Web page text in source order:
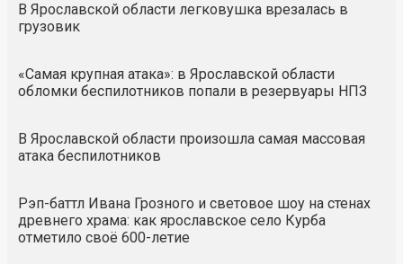
В Ярославской области легковушка врезалась в
грузовик
«Самая крупная атака»: в Ярославской области
обломки беспилотников попали в резервуары НПЗ
В Ярославской области произошла самая массовая
атака беспилотников
Рэп-баттл Ивана Грозного и световое шоу на стенах
древнего храма: как ярославское село Курба
отметило своё 600-летие